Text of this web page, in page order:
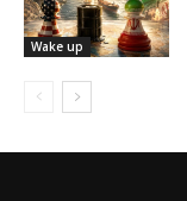
Wake up